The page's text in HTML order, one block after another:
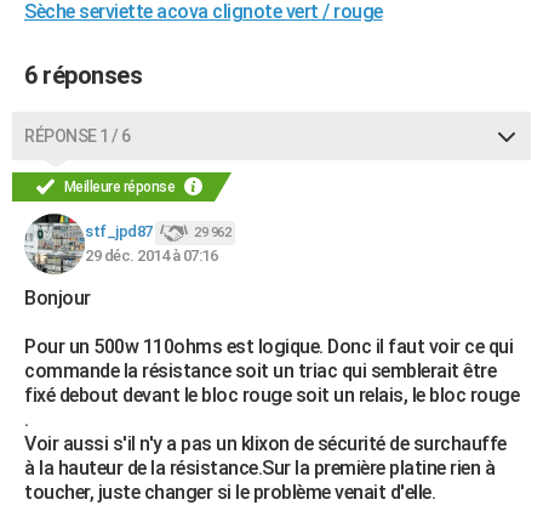
Bricolage
Lifestyle
Culture
Television
Voyage
Sèche serviette acova clignote vert / rouge
6 réponses
RÉPONSE 1 / 6
Meilleure réponse
stf_jpd87 29 962
29 déc. 2014 à 07:16
Bonjour
Pour un 500w 110ohms est logique. Donc il faut voir ce qui
commande la résistance soit un triac qui semblerait être
fixé debout devant le bloc rouge soit un relais, le bloc rouge
.
Voir aussi s'il n'y a pas un klixon de sécurité de surchauffe
à la hauteur de la résistance.Sur la première platine rien à
toucher, juste changer si le problème venait d'elle.